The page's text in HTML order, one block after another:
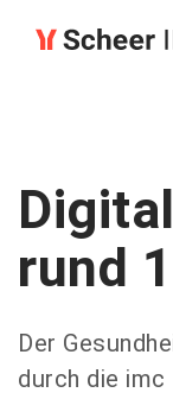
rund
Der
durch die